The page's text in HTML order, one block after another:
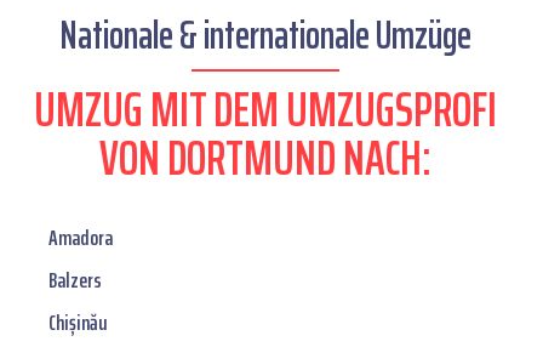
Nationale & internationale Umzüge
UMZUG MIT DEM UMZUGSPROFI
VON DORTMUND NACH:
Amadora
Balzers
Chișinău